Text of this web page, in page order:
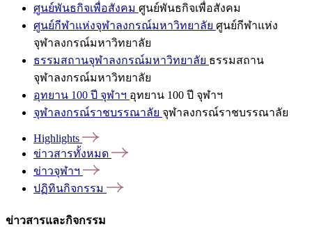
ศูนย์พันธกิจเพื่อสังคม ศูนย์พันธกิจเพื่อสังคม
ศูนย์กีฬาแห่งจุฬาลงกรณ์มหาวิทยาลัย ศูนย์กีฬาแห่ง
จุฬาลงกรณ์มหาวิทยาลัย
ธรรมสถานจุฬาลงกรณ์มหาวิทยาลัย ธรรมสถาน
จุฬาลงกรณ์มหาวิทยาลัย
อุทยาน 100 ปี จุฬาฯ อุทยาน 100 ปี จุฬาฯ
จุฬาลงกรณ์ราชบรรณาลัย จุฬาลงกรณ์ราชบรรณาลัย
Highlights
ข่าวสารทั้งหมด
ข่าวจุฬาฯ
ปฏิทินกิจกรรม
ข่าวสารและกิจกรรม